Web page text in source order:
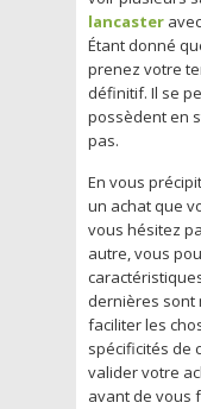
lancaster
Étant donné
prenez votre
définitif. Il se
possèdent en
pas.
En vous
un achat que
vous hésitez
autre, vous
dernières sont
faciliter les
spécificités de
valider votre
avant de vous